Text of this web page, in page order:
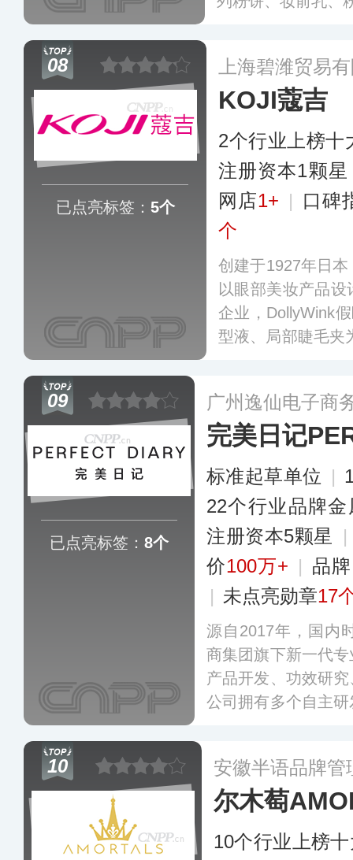
08
已点亮标签： 5个
上海碧潍贸易
KOJI蔻吉
2个行业上榜十
注册资本1颗星
网店1+ | 口碑
个
创建于1927年日
以眼部美妆产品
企业，DollyWink
型液、局部睫毛夹
的多元化需求。更
09
已点亮标签： 8个
广州逸仙电子商
完美日记
标准起草单位 |
22个行业品牌金
注册资本5颗星
|
价100万+ | 品
| 未点亮勋章17
源自2017年，国内
商集团旗下新一代
产品开发、功效研
公司拥有多个自主
产品，在新生代消
10 安徽半语品牌管
尔木萄
10个行业上榜